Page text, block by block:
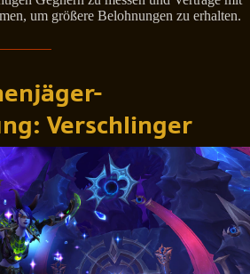
um größere Belohnungen zu erhalten.
Verschlinger